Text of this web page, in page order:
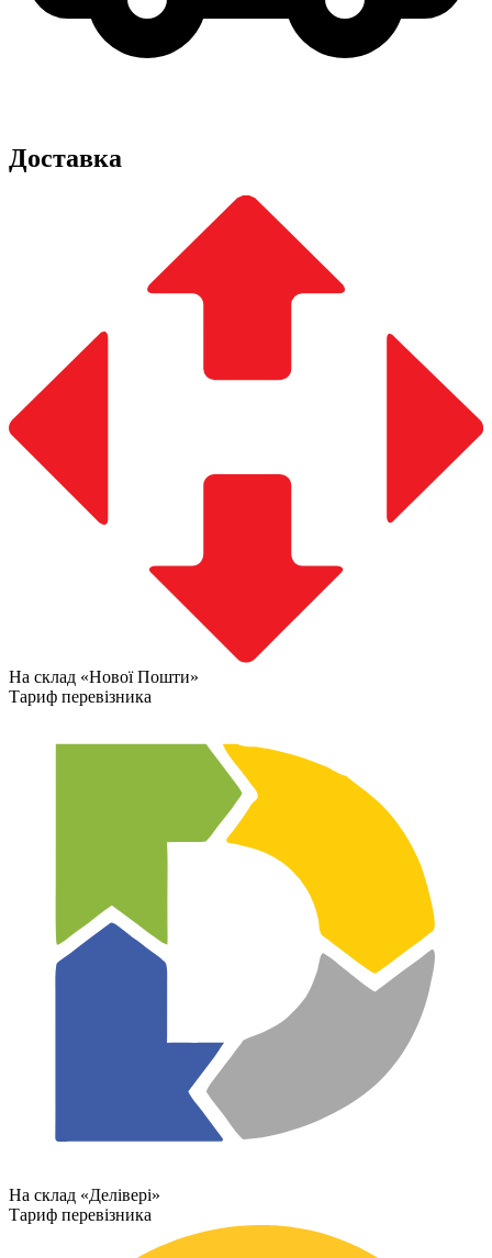
Доставка
На склад «Нової Пошти»
Тариф перевізника
На склад «Делівері»
Тариф перевізника